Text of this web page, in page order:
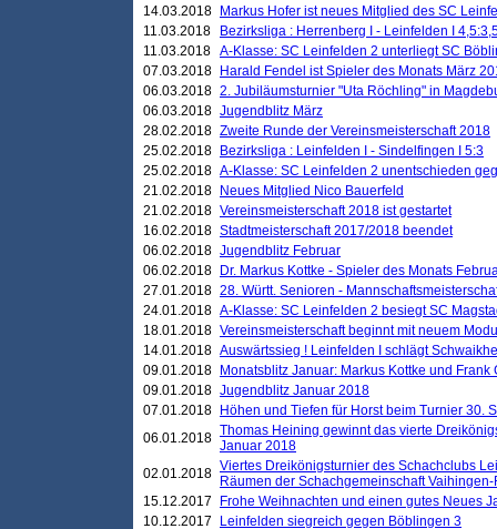
14.03.2018
Markus Hofer ist neues Mitglied des SC
11.03.2018
Bezirksliga : Herrenberg I - Leinfelden I
11.03.2018 A-Klasse: SC Leinfelden 2 unterliegt SC
07.03.2018
Harald Fendel ist Spieler des Monats März
06.03.2018 2. Jubiläumsturnier "Uta Röchling" in
06.03.2018 Jugendblitz März
28.02.2018 Zweite Runde der Vereinsmeisterschaft 2018
25.02.2018
Bezirksliga : Leinfelden I - Sindelfingen I 5:3
25.02.2018 A-Klasse: SC Leinfelden 2 unentschieden
21.02.2018
Neues Mitglied Nico Bauerfeld
21.02.2018 Vereinsmeisterschaft 2018 ist gestartet
16.02.2018 Stadtmeisterschaft 2017/2018 beendet
06.02.2018 Jugendblitz Februar
06.02.2018
Dr. Markus Kottke - Spieler des Monats
27.01.2018 28. Württ. Senioren -
24.01.2018 A-Klasse: SC Leinfelden 2 besiegt SC
18.01.2018 Vereinsmeisterschaft beginnt mit neuem
14.01.2018 Auswärtssieg ! Leinfelden I schlägt
09.01.2018
Monatsblitz Januar: Markus Kottke und
09.01.2018 Jugendblitz Januar 2018
07.01.2018
Höhen und Tiefen für Horst beim Turnier 30.
06.01.2018 Thomas Heining gewinnt das vierte
Januar 2018
02.01.2018 Viertes Dreikönigsturnier des Schachclubs
Räumen der Schachgemeinschaft
15.12.2017
Frohe Weihnachten und einen gutes Neues
10.12.2017
Leinfelden siegreich gegen Böblingen 3